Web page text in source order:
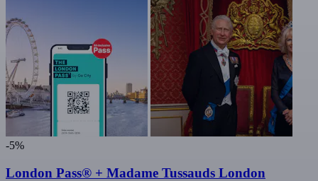
-5%
London Pass® + Madame Tussauds London